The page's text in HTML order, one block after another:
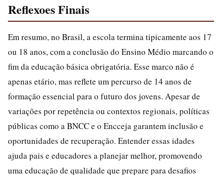
Reflexoes Finais
Em resumo, no Brasil, a escola termina tipicamente aos 17
ou 18 anos, com a conclusão do Ensino Médio marcando o
fim da educação básica obrigatória. Esse marco não é
apenas etário, mas reflete um percurso de 14 anos de
formação essencial para o futuro dos jovens. Apesar de
variações por repetência ou contextos regionais, políticas
públicas como a BNCC e o Encceja garantem inclusão e
oportunidades de recuperação. Entender essas idades
ajuda pais e educadores a planejar melhor, promovendo
uma educação de qualidade que prepare para desafios